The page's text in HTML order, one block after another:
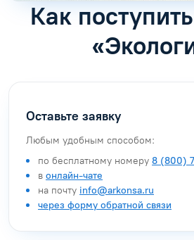
Как
Оставьте заявку
Любым удобным способом:
по бесплатному номеру 8 (800)
в онлайн-чате
на почту info@arkonsa.ru
через форму обратной связи